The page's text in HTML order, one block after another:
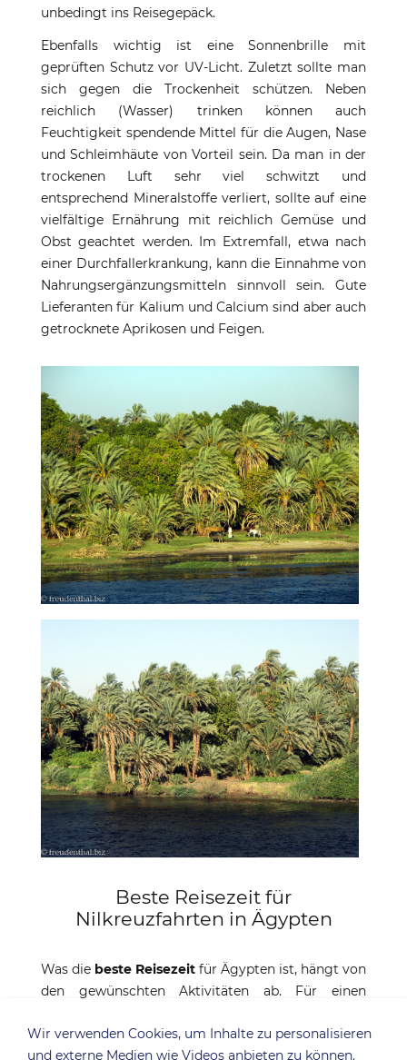
unbedingt ins Reisegepäck.
Ebenfalls wichtig ist eine Sonnenbrille mit
geprüften Schutz vor UV-Licht. Zuletzt sollte man
sich gegen die Trockenheit schützen. Neben
reichlich (Wasser) trinken können auch
Feuchtigkeit spendende Mittel für die Augen, Nase
und Schleimhäute von Vorteil sein. Da man in der
trockenen Luft sehr viel schwitzt und
entsprechend Mineralstoffe verliert, sollte auf eine
vielfältige Ernährung mit reichlich Gemüse und
Obst geachtet werden. Im Extremfall, etwa nach
einer Durchfallerkrankung, kann die Einnahme von
Nahrungsergänzungsmitteln sinnvoll sein. Gute
Lieferanten für Kalium und Calcium sind aber auch
getrocknete Aprikosen und Feigen.
Beste Reisezeit für
Nilkreuzfahrten in Ägypten
Was die beste Reisezeit für Ägypten ist, hängt von
den gewünschten Aktivitäten ab. Für einen
Meer, sind dies die Monate von April bis November.
Im dann warmen Wasser sind auch längere
Wir verwenden Cookies, um Inhalte zu personalisieren
und externe Medien wie Videos anbieten zu können.